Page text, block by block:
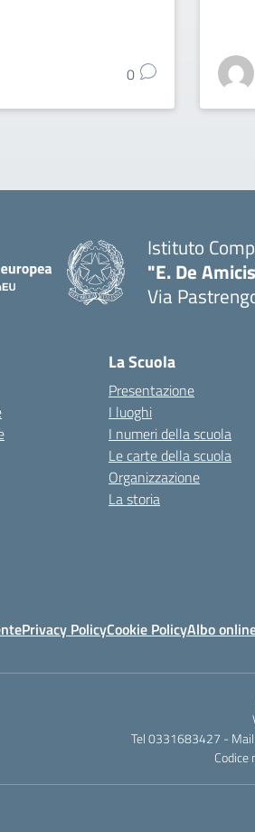
0
Istituto
"E. De
Via
La Scuola
Presentazione
I luoghi
I numeri della scuola
Le carte della scuola
Organizzazione
La storia
Privacy PolicyCookie PolicyAlbo
Tel 0331683427 -